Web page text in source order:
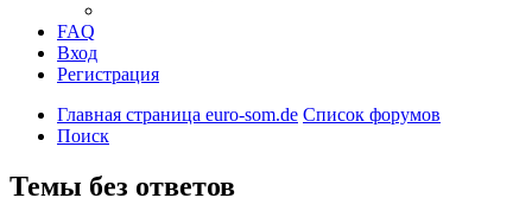
FAQ
Вход
Регистрация
Главная страница euro-som.de Список форумов
Поиск
Темы без ответов